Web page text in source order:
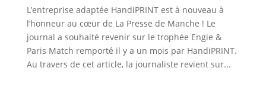
L’entreprise adaptée HandiPRINT est à nouveau à
l’honneur au cœur de La Presse de Manche ! Le
journal a souhaité revenir sur le trophée Engie &
Paris Match remporté il y a un mois par HandiPRINT.
Au travers de cet article, la journaliste revient sur...